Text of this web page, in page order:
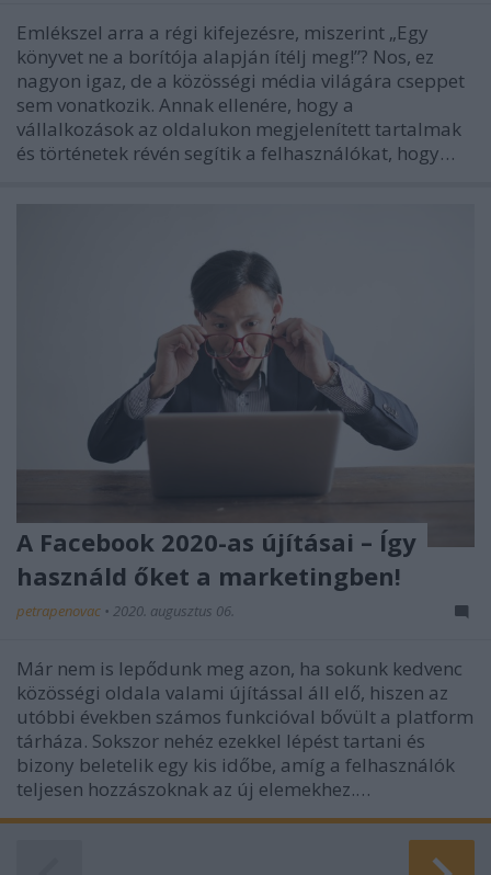
Emlékszel arra a régi kifejezésre, miszerint „Egy
könyvet ne a borítója alapján ítélj meg!”? Nos, ez
nagyon igaz, de a közösségi média világára cseppet
sem vonatkozik. Annak ellenére, hogy a
vállalkozások az oldalukon megjelenített tartalmak
és történetek révén segítik a felhasználókat, hogy…
A Facebook 2020-as újításai – Így
használd őket a marketingben!
petrapenovac • 2020. augusztus 06.
Már nem is lepődunk meg azon, ha sokunk kedvenc
közösségi oldala valami újítással áll elő, hiszen az
utóbbi években számos funkcióval bővült a platform
tárháza. Sokszor nehéz ezekkel lépést tartani és
bizony beletelik egy kis időbe, amíg a felhasználók
teljesen hozzászoknak az új elemekhez.…